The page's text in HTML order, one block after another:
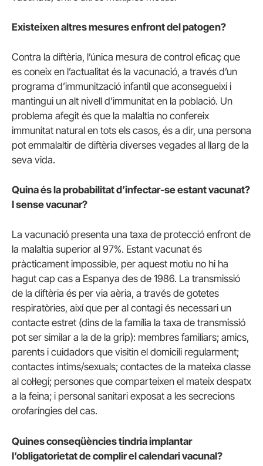
Existeixen altres mesures enfront del patogen?
Contra la diftèria, l’única mesura de control eficaç que
es coneix en l’actualitat és la vacunació, a través d’un
programa d’immunització infantil que aconsegueixi i
mantingui un alt nivell d’immunitat en la població. Un
problema afegit és que la malaltia no confereix
immunitat natural en tots els casos, és a dir, una persona
pot emmalaltir de diftèria diverses vegades al llarg de la
seva vida.
Quina és la probabilitat d’infectar-se estant vacunat?
I sense vacunar?
La vacunació presenta una taxa de protecció enfront de
la malaltia superior al 97%. Estant vacunat és
pràcticament impossible, per aquest motiu no hi ha
hagut cap cas a Espanya des de 1986. La transmissió
de la diftèria és per via aèria, a través de gotetes
respiratòries, així que per al contagi és necessari un
contacte estret (dins de la família la taxa de transmissió
pot ser similar a la de la grip): membres familiars; amics,
parents i cuidadors que visitin el domicili regularment;
contactes íntims/sexuals; contactes de la mateixa classe
al col·legi; persones que comparteixen el mateix despatx
a la feina; i personal sanitari exposat a les secrecions
orofaríngies del cas.
Quines conseqüències tindria implantar
l’obligatorietat de complir el calendari vacunal?